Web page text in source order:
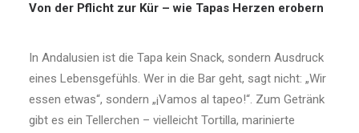
Von der Pflicht zur Kür – wie Tapas Herzen erobern
In Andalusien ist die Tapa kein Snack, sondern Ausdruck
eines Lebensgefühls. Wer in die Bar geht, sagt nicht: „Wir
essen etwas“, sondern „¡Vamos al tapeo!“. Zum Getränk
gibt es ein Tellerchen – vielleicht Tortilla, marinierte